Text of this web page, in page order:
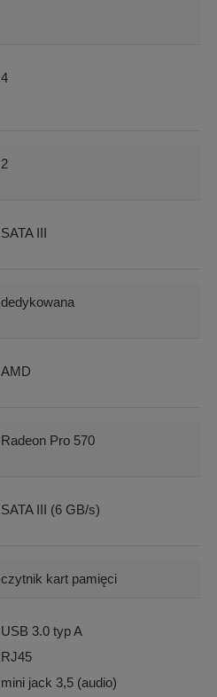
4
2
SATA III
dedykowana
AMD
Radeon Pro 570
SATA III (6 GB/s)
czytnik kart pamięci
USB 3.0 typ A
RJ45
mini jack 3,5 (audio)